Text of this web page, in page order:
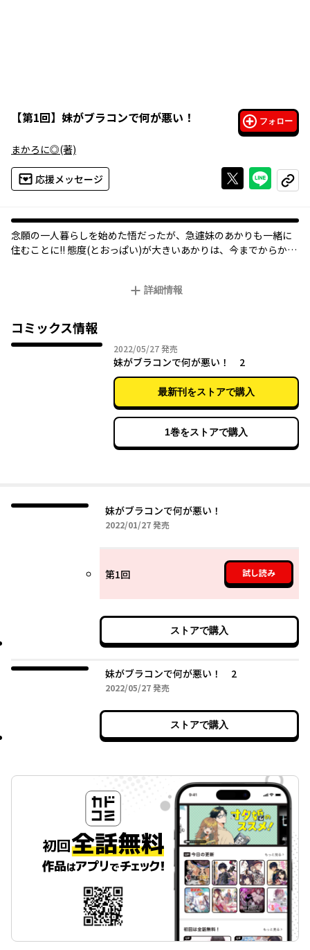
【第1回】 妹がブラコンで何が悪い！ フォロー
まかろに◎(著)
応援メッセージ Xで投稿する
ライン
コピー
念願の一人暮らしを始めた悟だったが、急遽妹のあかりも一緒に
住むことに!! 態度(とおっぱい)が大きいあかりは、今までからかわ
載!! 糖度高めな一つ屋根の下ラブコメ!!
詳細情報
コミックス情報
2022/05/272022年05月27日
発売
妹がブラコンで何が悪い！ 2
最新刊をストアで購入
1巻をストアで購入
妹がブラコンで何が悪い！
2022/01/272022年01月27日
発売
第1回 試し読み
ストアで購入
妹がブラコンで何が悪い！ 2
2022/05/272022年05月27日
発売
ストアで購入